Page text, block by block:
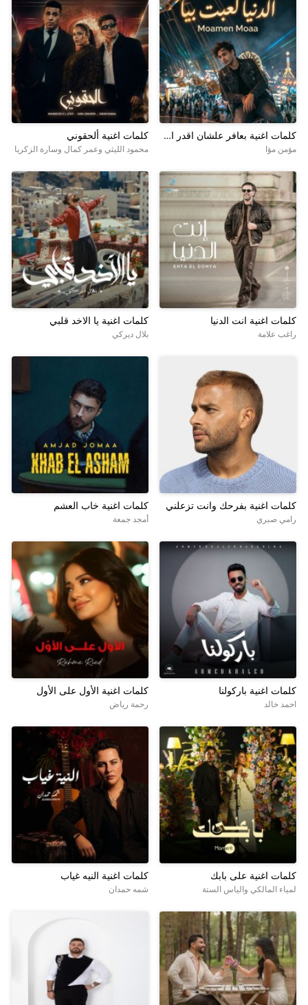
كلمات اغنية ألحقوني
محمود الليثي وعمر كمال وسارة الزكريا
كلمات اغنية بعافر علشان اقدر اعيش
مؤمن مؤا
كلمات اغنية يا الاخد قلبي
بلال ديركي
كلمات اغنية انت الدنيا
راغب علامة
كلمات اغنية خاب العشم
أمجد جمعة
كلمات اغنية بفرحك وانت تزعلني
رامي صبري
كلمات اغنية الأول على الأول
رحمة رياض
كلمات اغنية باركولنا
احمد خالد
كلمات اغنية النيه غياب
شمه حمدان
كلمات اغنية على بابك
لمياء المالكي والياس الستة